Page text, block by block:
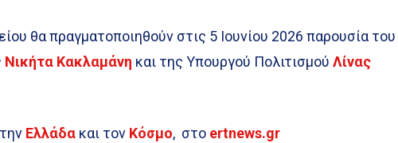
θα πραγματοποιηθούν στις 5 Ιουνίου 2026 παρουσία του
Νικήτα Κακλαμάνη και της Υπουργού ΠολιτισμούΛίνας
Ελλάδα και τον Κόσμο, στο ertnews.gr